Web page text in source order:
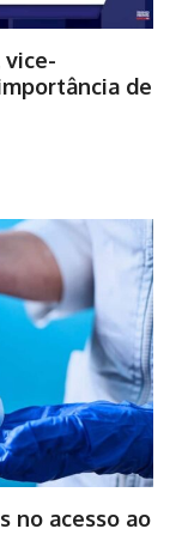
vice-
de
no acesso ao